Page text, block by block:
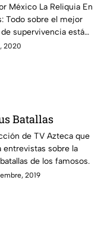
México La Reliquia En
Todo sobre el mejor
supervivencia está
notas y todos los
2020
Batallas
de TV Azteca que
entrevistas sobre la
de los famosos.
2019